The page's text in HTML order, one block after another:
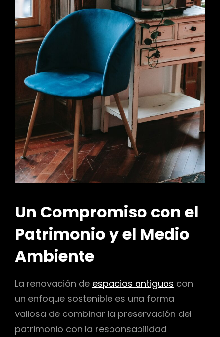
Un Compromiso con el
Patrimonio y el Medio
Ambiente
La renovación de espacios antiguos con
un enfoque sostenible es una forma
valiosa de combinar la preservación del
patrimonio con la responsabilidad